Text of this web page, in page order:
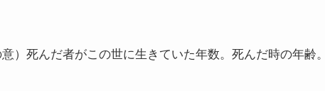
意）死んだ者がこの世に生きていた年数。死んだ時の年齢